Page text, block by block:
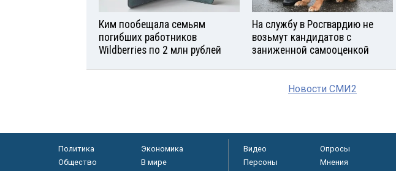
Ким пообещала семьям
погибших работников
Wildberries по 2 млн рублей
На службу в Росгвардию не
возьмут кандидатов с
заниженной самооценкой
Новости СМИ2
Политика
Экономика
Общество
В мире
Видео Опросы
Персоны
Мнения